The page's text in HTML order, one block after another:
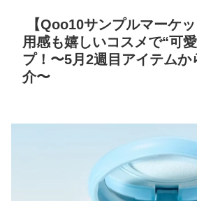
【Qoo10サンプルマーケ
用感も嬉しいコスメで“可
プ！〜5月2週目アイテムか
介〜